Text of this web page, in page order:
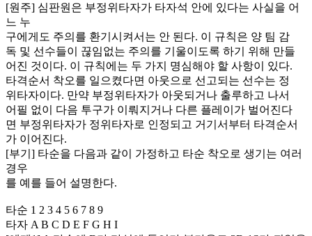
[원주] 심판원은 부정위타자가 타자석 안에 있다는 사실을 어
느 누
구에게도 주의를 환기시켜서는 안 된다. 이 규칙은 양 팀 감
독 및 선수들이 끊임없는 주의를 기울이도록 하기 위해 만들
어진 것이다. 이 규칙에는 두 가지 명심해야 할 사항이 있다.
타격순서 착오를 일으켰다면 아웃으로 선고되는 선수는 정
위타자이다. 만약 부정위타자가 아웃되거나 출루하고 나서
어필 없이 다음 투구가 이뤄지거나 다른 플레이가 벌어진다
면 부정위타자가 정위타자로 인정되고 거기서부터 타격순서
가 이어진다.
[부기] 타순을 다음과 같이 가정하고 타순 착오로 생기는 여러
경우
를 예를 들어 설명한다.
타순 1 2 3 4 5 6 7 8 9
타자 A B C D E F G H I